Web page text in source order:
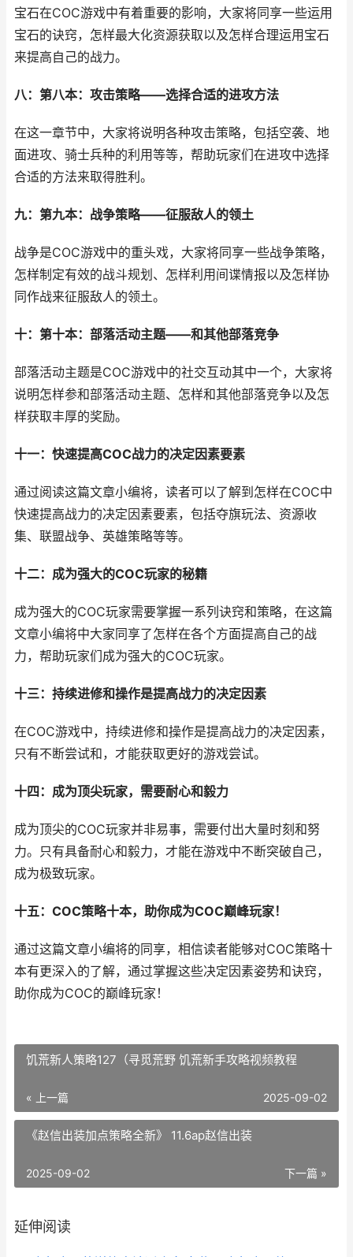
宝石在COC游戏中有着重要的影响，大家将同享一些运用
宝石的诀窍，怎样最大化资源获取以及怎样合理运用宝石
来提高自己的战力。
八：第八本：攻击策略——选择合适的进攻方法
在这一章节中，大家将说明各种攻击策略，包括空袭、地
面进攻、骑士兵种的利用等等，帮助玩家们在进攻中选择
合适的方法来取得胜利。
九：第九本：战争策略——征服敌人的领土
战争是COC游戏中的重头戏，大家将同享一些战争策略，
怎样制定有效的战斗规划、怎样利用间谍情报以及怎样协
同作战来征服敌人的领土。
十：第十本：部落活动主题——和其他部落竞争
部落活动主题是COC游戏中的社交互动其中一个，大家将
说明怎样参和部落活动主题、怎样和其他部落竞争以及怎
样获取丰厚的奖励。
十一：快速提高COC战力的决定因素要素
通过阅读这篇文章小编将，读者可以了解到怎样在COC中
快速提高战力的决定因素要素，包括夺旗玩法、资源收
集、联盟战争、英雄策略等等。
十二：成为强大的COC玩家的秘籍
成为强大的COC玩家需要掌握一系列诀窍和策略，在这篇
文章小编将中大家同享了怎样在各个方面提高自己的战
力，帮助玩家们成为强大的COC玩家。
十三：持续进修和操作是提高战力的决定因素
在COC游戏中，持续进修和操作是提高战力的决定因素，
只有不断尝试和，才能获取更好的游戏尝试。
十四：成为顶尖玩家，需要耐心和毅力
成为顶尖的COC玩家并非易事，需要付出大量时刻和努
力。只有具备耐心和毅力，才能在游戏中不断突破自己，
成为极致玩家。
十五：COC策略十本，助你成为COC巅峰玩家！
通过这篇文章小编将的同享，相信读者能够对COC策略十
本有更深入的了解，通过掌握这些决定因素姿势和诀窍，
助你成为COC的巅峰玩家！
饥荒新人策略127（寻觅荒野 饥荒新手攻略视频教程
« 上一篇 2025-09-02
《赵信出装加点策略全新》 11.6ap赵信出装
下一篇 »
2025-09-02
延伸阅读